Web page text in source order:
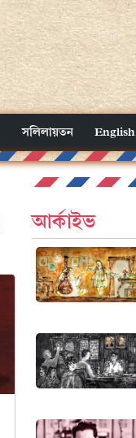
সলিলায়তন English
আর্কাইভ